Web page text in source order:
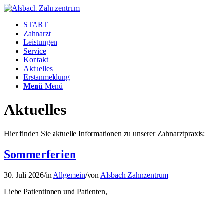
START
Zahnarzt
Leistungen
Service
Kontakt
Aktuelles
Erstanmeldung
Menü Menü
Aktuelles
Hier finden Sie aktuelle Informationen zu unserer Zahnarztpraxis:
Sommerferien
30. Juli 2026/in Allgemein/von Alsbach Zahnzentrum
Liebe Patientinnen und Patienten,